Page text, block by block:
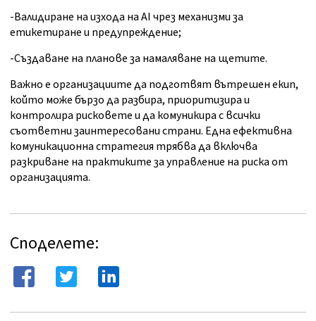
-Валидиране на изхода на AI чрез механизми за
етикетиране и предупреждение;
-Създаване на планове за намаляване на щетите.
Важно е организациите да подготвят вътрешен екип,
който може бързо да разбира, приоритизира и
контролира рисковете и да комуникира с всички
съответни заинтересовани страни. Една ефективна
комуникационна стратегия трябва да включва
разкриване на практиките за управление на риска от
организацията.
Споделете: